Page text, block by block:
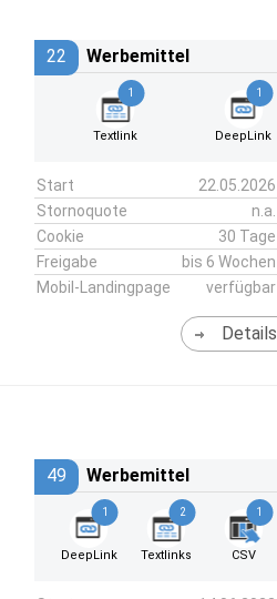
22 Werbemittel
1
Textlink
1
DeepLink
Start
22.05.2026
Stornoquote
n.a.
Cookie
30 Tage
Freigabe
bis 6 Wochen
Mobil-Landingpage
verfügbar
Details
49 Werbemittel
1
DeepLink
2
Textlinks
1
CSV